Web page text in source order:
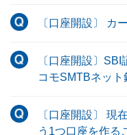
〔口座開設〕 カ
〔口座開設〕
コモSMTBネット
〔口座開設〕 現
う1つ口座を作る